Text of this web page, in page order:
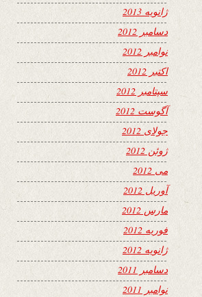
ژانویه 2013
دسامبر 2012
نوامبر 2012
اکتبر 2012
سپتامبر 2012
آگوست 2012
جولای 2012
ژوئن 2012
می 2012
آوریل 2012
مارس 2012
فوریه 2012
ژانویه 2012
دسامبر 2011
نوامبر 2011